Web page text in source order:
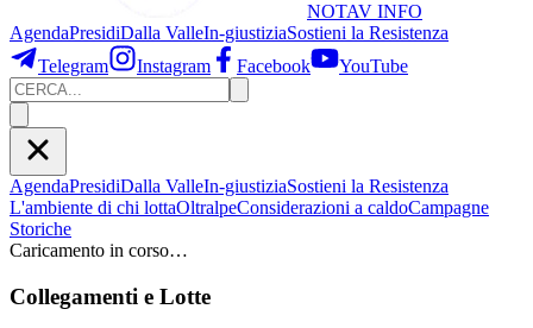
NOTAV INFO
AgendaPresidiDalla ValleIn-giustiziaSostieni la Resistenza
Telegram
Instagram Facebook YouTube
AgendaPresidiDalla ValleIn-giustiziaSostieni la Resistenza
L'ambiente di chi lottaOltralpeConsiderazioni a caldoCampagne
Storiche
Caricamento in corso…
Collegamenti e Lotte